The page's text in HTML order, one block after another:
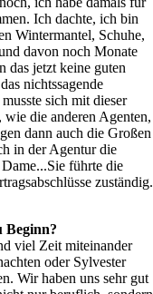
Ich dachte, ich bin
Wintermantel, Schuhe,
davon noch Monate
das jetzt keine guten
nichtssagende
sich mit dieser
wie die anderen Agenten,
dann auch die Großen
in der Agentur die
führte die
zuständig.
Beginn?
viel Zeit miteinander
oder Sylvester
Wir haben uns sehr gut